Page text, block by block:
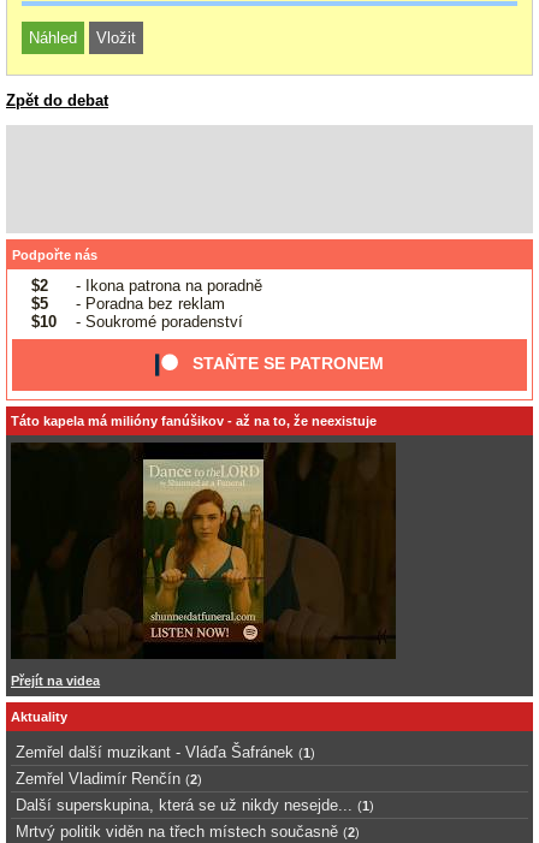
Zpět do debat
Podpořte nás
$2
- Ikona patrona na poradně
$5
- Poradna bez reklam
$10
- Soukromé poradenství
STAŇTE SE PATRONEM
Táto kapela má milióny fanúšikov - až na to, že neexistuje
Přejít na videa
Aktuality
Zemřel další muzikant - Vláďa Šafránek (1)
Zemřel Vladimír Renčín (2)
Další superskupina, která se už nikdy nesejde... (1)
Mrtvý politik viděn na třech místech současně (2)